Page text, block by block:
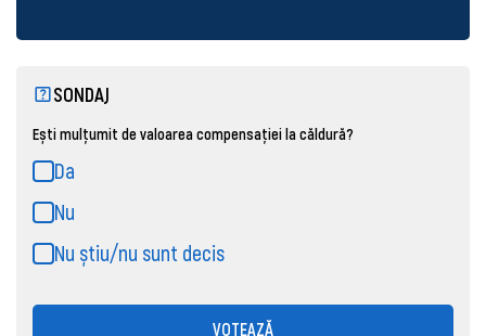
SONDAJ
Ești mulțumit de valoarea compensației la căldură?
Da
Nu
Nu știu/nu sunt decis
VOTEAZĂ